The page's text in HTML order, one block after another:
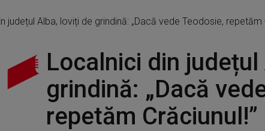
județul Alba, loviți de grindină: „Dacă vede Teodosie, repetăm
Localnici din
grindină: „Dacă
repetăm Crăciunul!”